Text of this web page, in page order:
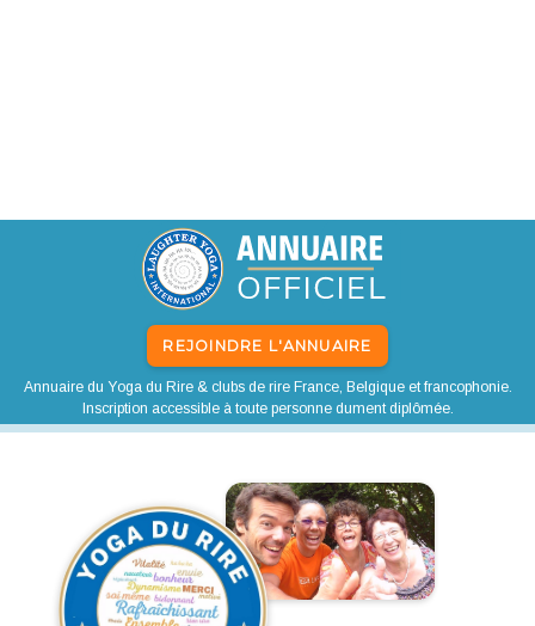
REJOINDRE L'ANNUAIRE
Annuaire du Yoga du Rire & clubs de rire France, Belgique et francophonie.
Inscription accessible à toute personne dument diplômée.